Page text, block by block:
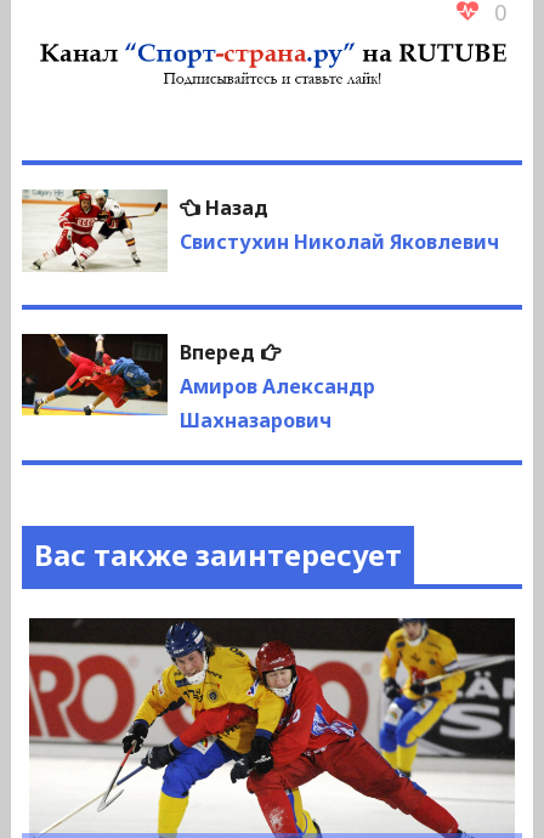
0
Навигация
по
записям
НазадПредыдущая
запись:
Свистухин Николай Яковлевич
Вперед
Следующая
запись:
Амиров Александр
Шахназарович
Вас также заинтересует